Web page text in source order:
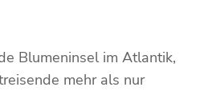
Blumeninsel im Atlantik,
mehr als nur